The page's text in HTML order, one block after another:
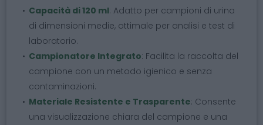
Capacità di 120 ml: Adatto per campioni di urina
di dimensioni medie, ottimale per analisi e test di
laboratorio.
Campionatore Integrato: Facilita la raccolta del
campione con un metodo igienico e senza
contaminazioni.
Materiale Resistente e Trasparente: Consente
una visualizzazione chiara del campione e una